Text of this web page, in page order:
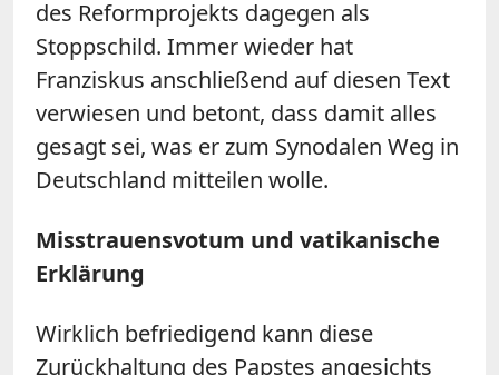
des Reformprojekts dagegen als
Stoppschild. Immer wieder hat
Franziskus anschließend auf diesen Text
verwiesen und betont, dass damit alles
gesagt sei, was er zum Synodalen Weg in
Deutschland mitteilen wolle.
Misstrauensvotum und vatikanische
Erklärung
Wirklich befriedigend kann diese
Zurückhaltung des Papstes angesichts